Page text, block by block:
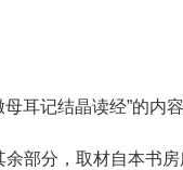
记结晶读经”的内
部分，取材自本书